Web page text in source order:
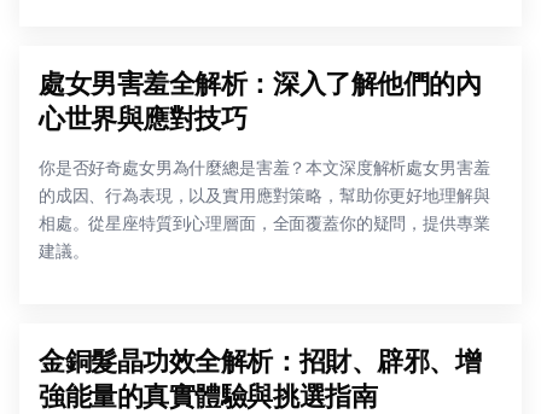
處女男害羞全解析：深入了解他們的內
心世界與應對技巧
你是否好奇處女男為什麼總是害羞？本文深度解析處女男害羞
的成因、行為表現，以及實用應對策略，幫助你更好地理解與
相處。從星座特質到心理層面，全面覆蓋你的疑問，提供專業
建議。
金銅髮晶功效全解析：招財、辟邪、增
強能量的真實體驗與挑選指南